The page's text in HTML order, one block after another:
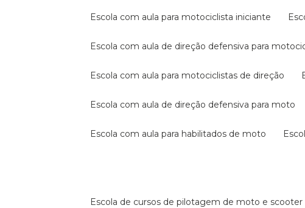
escola com aula para motociclista iniciante
escola com aula de direção defensiva para
escola com aula para motociclistas de direção
escola com aula de direção defensiva para moto
escola com aula para habilitados de moto
escola de cursos de pilotagem de moto e